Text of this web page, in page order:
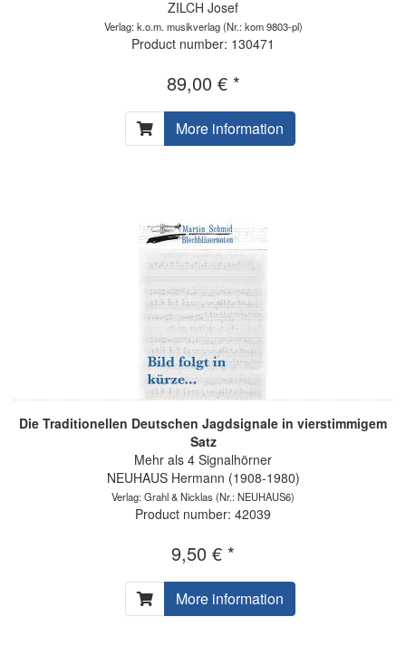
ZILCH Josef
Verlag: k.o.m. musikverlag(Nr.: kom 9803-pl)
Product number: 130471
89,00 € *
More information
Die Traditionellen Deutschen Jagdsignale in vierstimmigem
Satz
Mehr als 4 Signalhörner
NEUHAUS Hermann (1908-1980)
Verlag: Grahl & Nicklas (Nr.: NEUHAUS6)
Product number: 42039
9,50 € *
More information